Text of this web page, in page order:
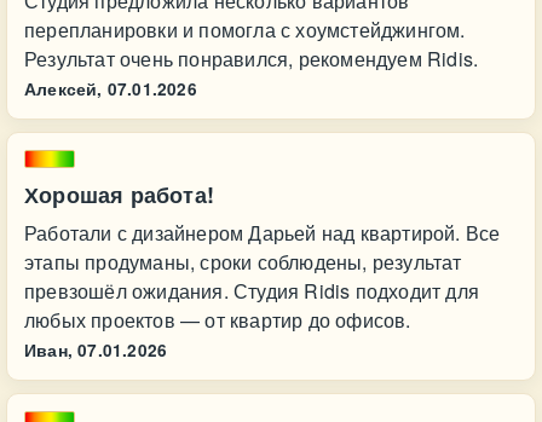
перепланировки и помогла с хоумстейджингом.
Результат очень понравился, рекомендуем Ridis.
Алексей, 07.01.2026
Хорошая работа!
Работали с дизайнером Дарьей над квартирой. Все
этапы продуманы, сроки соблюдены, результат
превзошёл ожидания. Студия Ridis подходит для
любых проектов — от квартир до офисов.
Иван, 07.01.2026